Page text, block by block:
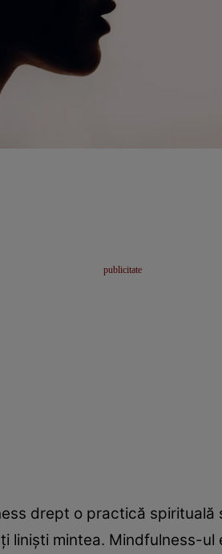
drept o practică
liniști mintea. Mindfulness-